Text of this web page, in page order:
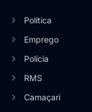
Política
Emprego
Polícia
RMS
Camaçari